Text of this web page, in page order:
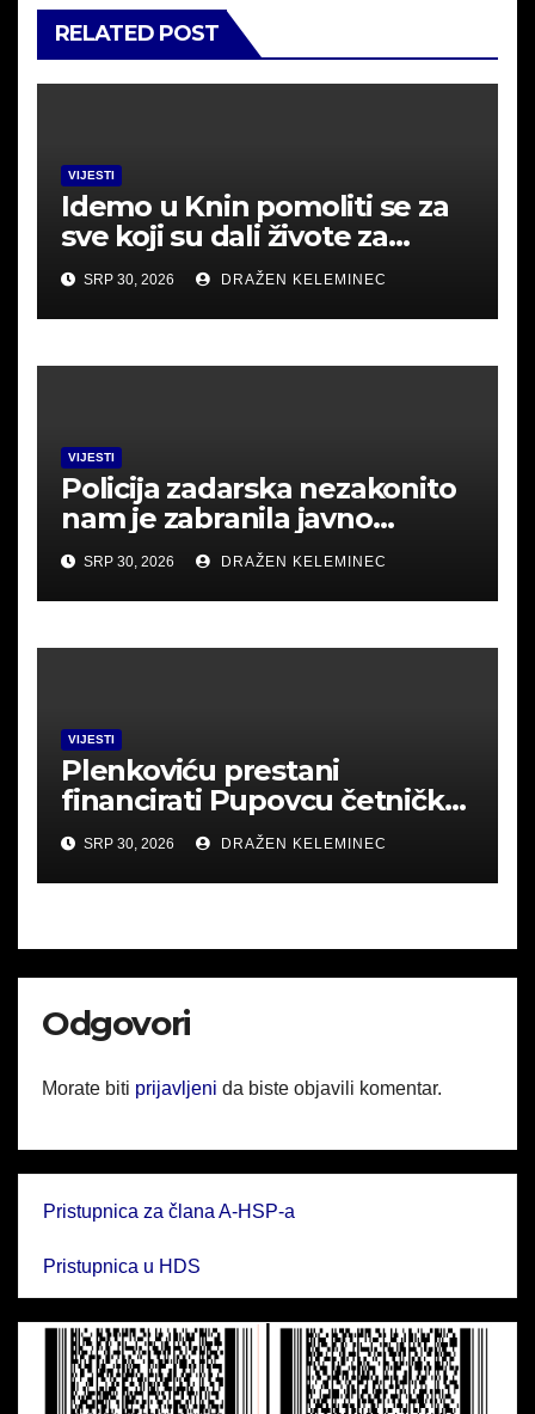
RELATED POST
VIJESTI
Idemo u Knin pomoliti se za
sve koji su dali živote za
Hrvatsku.
SRP 30, 2026 DRAŽEN KELEMINEC
VIJESTI
Policija zadarska nezakonito
nam je zabranila javno
okupljanje u Srbu i mislila
uhititi .Poslušajte
SRP 30, 2026 DRAŽEN KELEMINEC
VIJESTI
Plenkoviću prestani
financirati Pupovcu četničke
derneke.
SRP 30, 2026 DRAŽEN KELEMINEC
Odgovori
Morate biti prijavljeni da biste objavili komentar.
Pristupnica za člana A-HSP-a
Pristupnica u HDS